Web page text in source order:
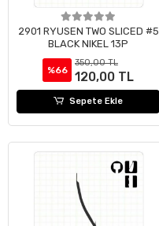
2901 RYUSEN TWO SLICED #5
BLACK NIKEL 13P
%66
350,00 TL
120,00 TL
Sepete Ekle